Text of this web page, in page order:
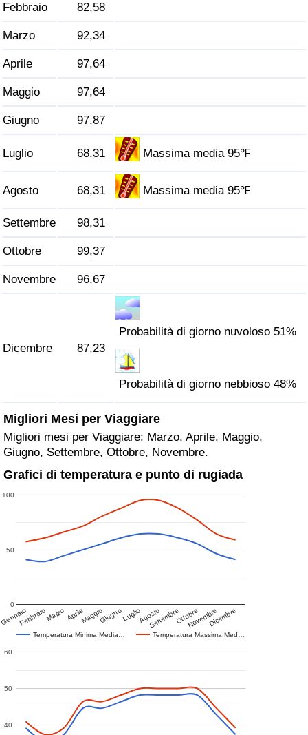
Febbraio 82,58
Marzo 92,34
Aprile 97,64
Maggio 97,64
Giugno 97,87
Luglio 68,31 Massima media 95℉
Agosto 68,31 Massima media 95℉
Settembre 98,31
Ottobre 99,37
Novembre 96,67
Dicembre 87,23
Probabilità di giorno nuvoloso 51%
Probabilità di giorno nebbioso 48%
Migliori Mesi per Viaggiare
Migliori mesi per Viaggiare: Marzo, Aprile, Maggio,
Giugno, Settembre, Ottobre, Novembre.
Grafici di temperatura e punto di rugiada
Temperatura Minima Media… Temperatura Massima Med…
GennaioFebbraioMarzo AprileMaggioGiugnoLuglioAgosto
SettembreOttobreNovembreDicembre
0
50
100
40
50
60
Indice di inquinamento
Indice dell’Inquinamento per Nazione
Traffico
Indice del traffico (Corrente)